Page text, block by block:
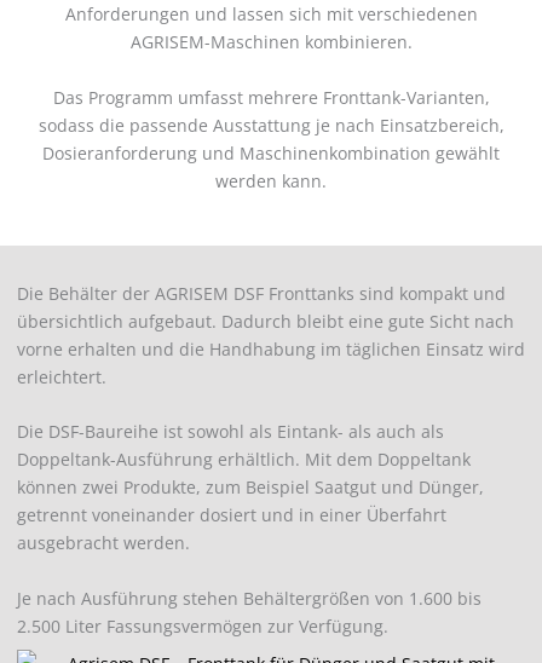
Anforderungen und lassen sich mit verschiedenen
AGRISEM-Maschinen kombinieren.
Das Programm umfasst mehrere Fronttank-Varianten,
sodass die passende Ausstattung je nach Einsatzbereich,
Dosieranforderung und Maschinenkombination gewählt
werden kann.
Die Behälter der AGRISEM DSF Fronttanks sind kompakt und
übersichtlich aufgebaut. Dadurch bleibt eine gute Sicht nach
vorne erhalten und die Handhabung im täglichen Einsatz wird
erleichtert.
Die DSF-Baureihe ist sowohl als Eintank- als auch als
Doppeltank-Ausführung erhältlich. Mit dem Doppeltank
können zwei Produkte, zum Beispiel Saatgut und Dünger,
getrennt voneinander dosiert und in einer Überfahrt
ausgebracht werden.
Je nach Ausführung stehen Behältergrößen von 1.600 bis
2.500 Liter Fassungsvermögen zur Verfügung.